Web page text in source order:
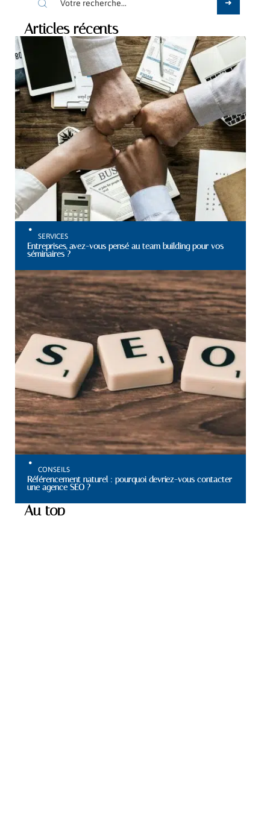
Articles récents
SERVICES
Entreprises, avez-vous pensé au team building pour vos
séminaires ?
CONSEILS
Référencement naturel : pourquoi devriez-vous contacter
une agence SEO ?
Au top